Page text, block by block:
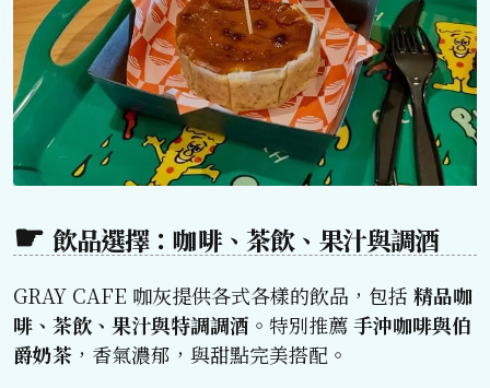
飲品選擇：咖啡、茶飲、果汁與調酒
GRAY CAFE 咖灰提供各式各樣的飲品，包括 精品咖
啡、茶飲、果汁與特調調酒 。特別推薦手沖咖啡與伯
爵奶茶 ，香氣濃郁，與甜點完美搭配。